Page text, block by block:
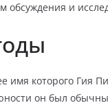
обсуждения и
имя которого Гия
он был